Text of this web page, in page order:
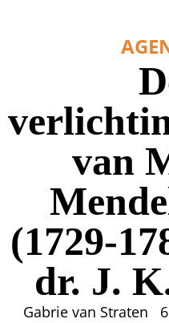
van
(1729-
dr. J.
Gabrie van Straten